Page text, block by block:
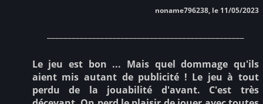
noname796238, le 11/05/2023
Le jeu est bon ... Mais quel dommage qu'ils
aient mis autant de publicité ! Le jeu à tout
perdu de la jouabilité d'avant. C'est très